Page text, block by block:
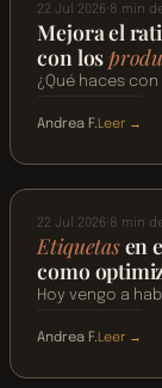
22 Jul 2026·8 min
Mejora el
con los
¿Qué haces
nadie? Me lo
Andrea F.Leer →
de
de
tu
22 Jul 2026·8 min
Etiquetasen
como
Hoy vengo a
bloque de e-
Andrea F.Leer →